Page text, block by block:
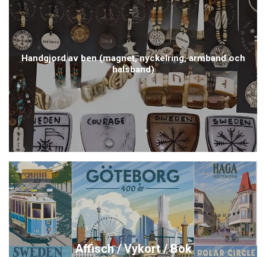
Handgjord av ben (magnet, nyckelring, armband och
halsband)
Affisch / Vykort / Bok